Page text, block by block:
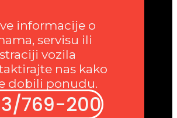
informacije o
servisu ili
vozila
nas kako
dobili ponudu.
769-200